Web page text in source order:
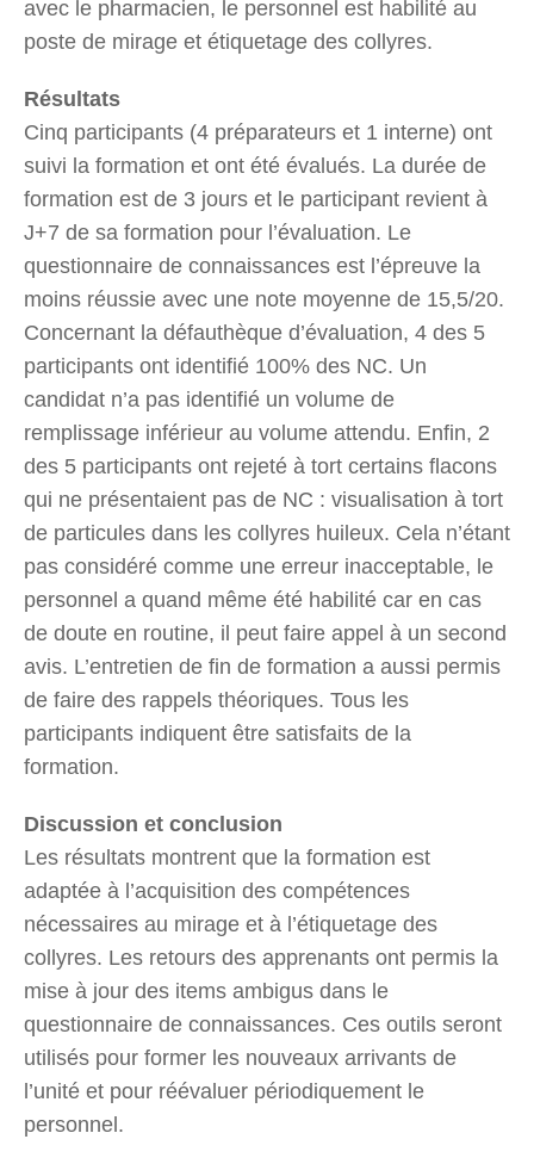
avec le pharmacien, le personnel est habilité au
poste de mirage et étiquetage des collyres.
Résultats
Cinq participants (4 préparateurs et 1 interne) ont
suivi la formation et ont été évalués. La durée de
formation est de 3 jours et le participant revient à
J+7 de sa formation pour l’évaluation. Le
questionnaire de connaissances est l’épreuve la
moins réussie avec une note moyenne de 15,5/20.
Concernant la défauthèque d’évaluation, 4 des 5
participants ont identifié 100% des NC. Un
candidat n’a pas identifié un volume de
remplissage inférieur au volume attendu. Enfin, 2
des 5 participants ont rejeté à tort certains flacons
qui ne présentaient pas de NC : visualisation à tort
de particules dans les collyres huileux. Cela n’étant
pas considéré comme une erreur inacceptable, le
personnel a quand même été habilité car en cas
de doute en routine, il peut faire appel à un second
avis. L’entretien de fin de formation a aussi permis
de faire des rappels théoriques. Tous les
participants indiquent être satisfaits de la
formation.
Discussion et conclusion
Les résultats montrent que la formation est
adaptée à l’acquisition des compétences
nécessaires au mirage et à l’étiquetage des
collyres. Les retours des apprenants ont permis la
mise à jour des items ambigus dans le
questionnaire de connaissances. Ces outils seront
utilisés pour former les nouveaux arrivants de
l’unité et pour réévaluer périodiquement le
personnel.